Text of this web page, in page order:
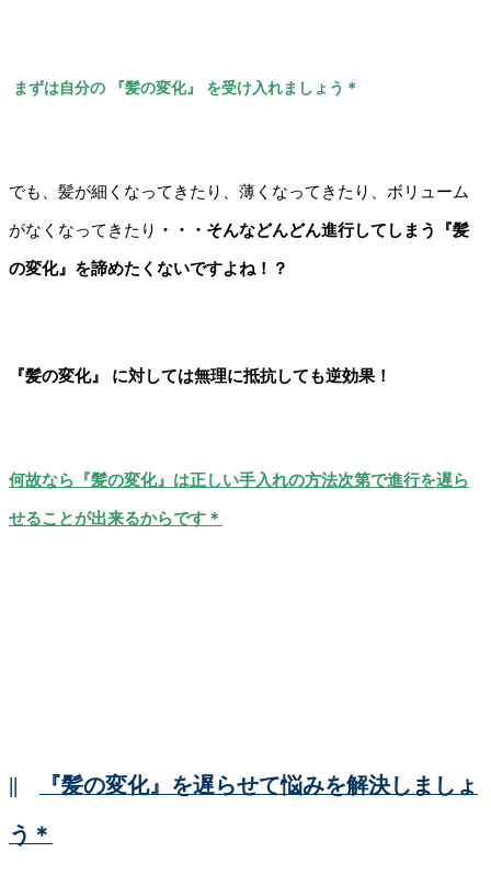
まずは自分の 『髪の変化』 を受け入れましょう＊
でも、髪が細くなってきたり、薄くなってきたり、ボリューム
がなくなってきたり ・・・そんなどんどん進行してしまう『髪
の変化』を諦めたくないですよね！？
『髪の変化』 に対しては無理に抵抗しても逆効果！
何故なら『髪の変化』は正しい手入れの方法次第で進行を遅ら
せることが出来るからです＊
『髪の変化』を遅らせて悩みを解決しましょ
う＊